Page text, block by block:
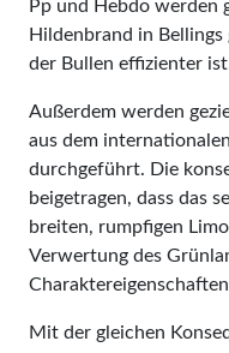
Pp und Hebdo werden
Hildenbrand in
der Bullen effizienter
Außerdem werden
aus dem
durchgeführt. Die
beigetragen, dass das
breiten, rumpfigen
Verwertung des
Mit der gleichen